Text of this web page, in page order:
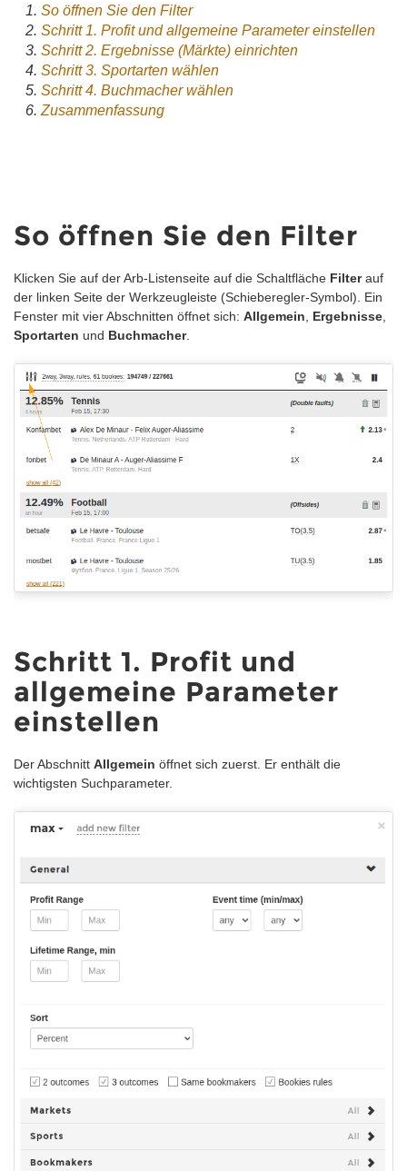
So öffnen Sie den Filter
Schritt 1. Profit und allgemeine Parameter einstellen
Schritt 2. Ergebnisse (Märkte) einrichten
Schritt 3. Sportarten wählen
Schritt 4. Buchmacher wählen
Zusammenfassung
So öffnen Sie den Filter
Klicken Sie auf der Arb-Listenseite auf die Schaltfläche Filterauf
der linken Seite der Werkzeugleiste (Schieberegler-Symbol). Ein
Fenster mit vier Abschnitten öffnet sich: Allgemein Ergebnisse
Sportarten und Buchmacher.
Schritt 1. Profit und
allgemeine Parameter
einstellen
Der Abschnitt Allgemein öffnet sich zuerst. Er enthält die
wichtigsten Suchparameter.